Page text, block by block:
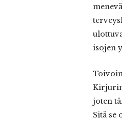
isojen
joten
Sitä se